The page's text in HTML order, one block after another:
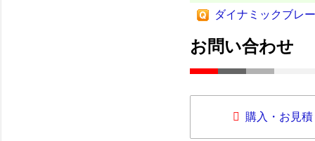
ダイナミックブレ
お問い合わせ
購入・お見